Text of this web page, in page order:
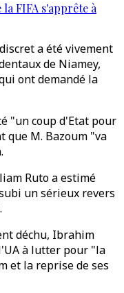
FIFA s'apprête à
a été vivement
de Niamey,
ont demandé la
"un coup d'Etat pour
que M. Bazoum "va
Ruto a estimé
un sérieux revers
déchu, Ibrahim
à lutter pour "la
et la reprise de ses